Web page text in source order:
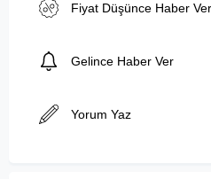
Fiyat Düşünce Haber Ver
Gelince Haber Ver
Yorum Yaz